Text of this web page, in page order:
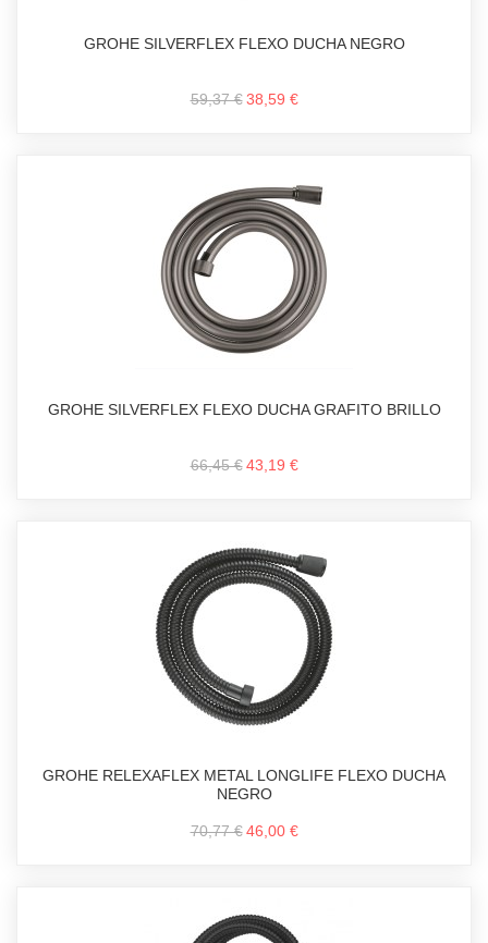
GROHE SILVERFLEX FLEXO DUCHA NEGRO
59,37 € 38,59 €
GROHE SILVERFLEX FLEXO DUCHA GRAFITO BRILLO
66,45 € 43,19 €
GROHE RELEXAFLEX METAL LONGLIFE FLEXO DUCHA
NEGRO
70,77 € 46,00 €